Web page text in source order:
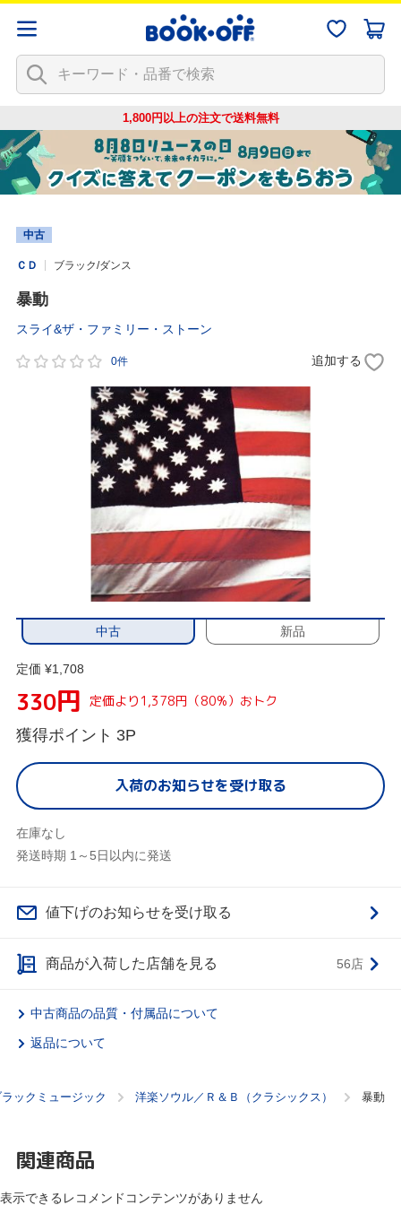
1,800円以上の注文で送料無料
中古
ＣＤ ブラック/ダンス
暴動
スライ&ザ・ファミリー・ストーン
0件 追加する
中古 新品
定価 ¥1,708
330円 定価より1,378円（80%）おトク
獲得ポイント 3P
入荷のお知らせを受け取る
在庫なし
発送時期 1～5日以内に発送
値下げのお知らせを受け取る
商品が入荷した店舗を見る 56店
中古商品の品質・付属品について
返品について
ックミュージック 洋楽ソウル／Ｒ＆Ｂ（クラシックス） 暴動
関連商品
表示できるレコメンドコンテンツがありません